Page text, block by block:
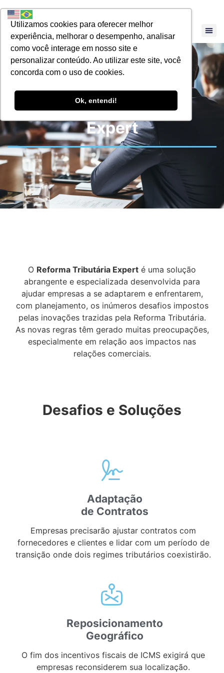
Utilizamos cookies para oferecer melhor
experiência, melhorar o desempenho, analisar
como você interage em nosso site e
personalizar conteúdo. Ao utilizar este site, você
concorda com o uso de cookies.
Ok, entendi!
Reforma Tributária
Expert
O Reforma Tributária Expert é uma solução
abrangente e especializada desenvolvida para
ajudar empresas a se adaptarem e enfrentarem,
com planejamento, os inúmeros desafios impostos
pelas inovações trazidas pela Reforma Tributária.
As novas regras têm gerado muitas preocupações,
especialmente em relação aos impactos nas
relações comerciais.
Desafios e Soluções
Adaptação
de Contratos
Empresas precisarão ajustar contratos com
fornecedores e clientes e lidar com um período de
transição onde dois regimes tributários coexistirão.
Reposicionamento
Geográfico
O fim dos incentivos fiscais de ICMS exigirá que
empresas reconsiderem sua localização.